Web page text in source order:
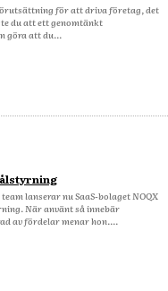
för att driva företag, det
du att ett genomtänkt
göra att du...
lanserar nu SaaS-bolaget NOQX
När använt så innebär
av fördelar menar hon....